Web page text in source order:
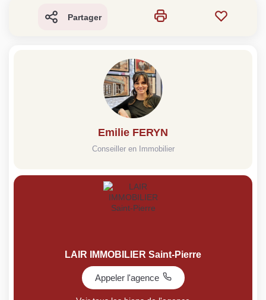
Partager
Emilie FERYN
Conseiller en Immobilier
LAIR IMMOBILIER Saint-Pierre
Appeler l'agence